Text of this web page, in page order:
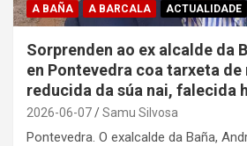
A BAÑA A BARCALA ACTUALIDADE
Sorprenden ao ex alcalde da
en Pontevedra coa tarxeta
reducida da súa nai, falecida
2026-06-07 Samu Silvosa
Pontevedra. O exalcalde da Baña,